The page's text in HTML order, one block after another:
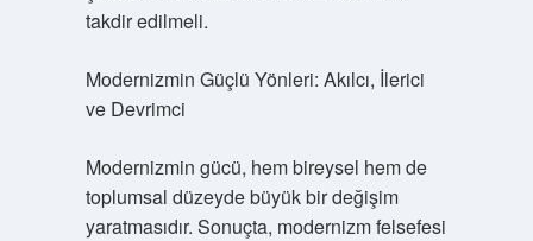
takdir edilmeli.
Modernizmin Güçlü Yönleri: Akılcı, İlerici
ve Devrimci
Modernizmin gücü, hem bireysel hem de
toplumsal düzeyde büyük bir değişim
yaratmasıdır. Sonuçta, modernizm felsefesi